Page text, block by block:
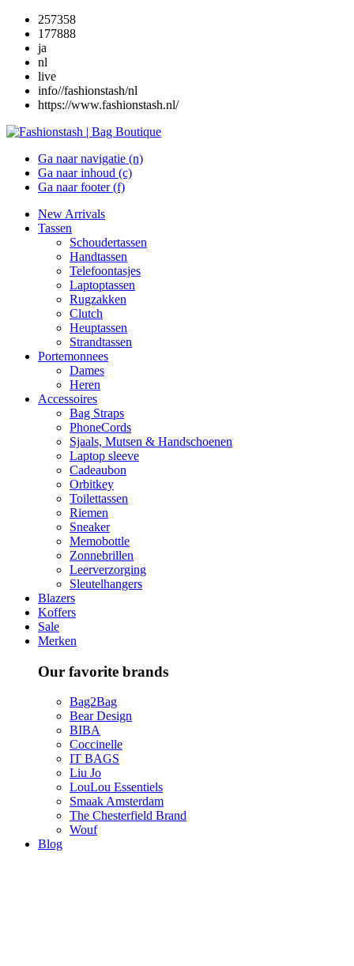
257358
177888
ja
nl
live
info//fashionstash/nl
https://www.fashionstash.nl/
Ga naar navigatie (n)
Ga naar inhoud (c)
Ga naar footer (f)
New Arrivals
Tassen
Schoudertassen
Handtassen
Telefoontasjes
Laptoptassen
Rugzakken
Clutch
Heuptassen
Strandtassen
Portemonnees
Dames
Heren
Accessoires
Bag Straps
PhoneCords
Sjaals, Mutsen & Handschoenen
Laptop sleeve
Cadeaubon
Orbitkey
Toilettassen
Riemen
Sneaker
Memobottle
Zonnebrillen
Leerverzorging
Sleutelhangers
Blazers
Koffers
Sale
Merken
Our favorite brands
Bag2Bag
Bear Design
BIBA
Coccinelle
IT BAGS
Liu Jo
LouLou Essentiels
Smaak Amsterdam
The Chesterfield Brand
Wouf
Blog